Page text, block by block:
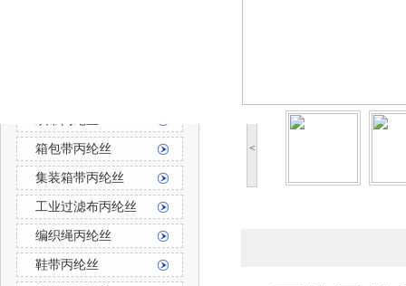
箱包带丙纶丝
集装箱带丙纶丝
工业过滤布丙纶丝
编织绳丙纶丝
鞋带丙纶丝
<